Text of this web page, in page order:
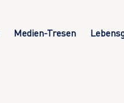
Medien-Tresen